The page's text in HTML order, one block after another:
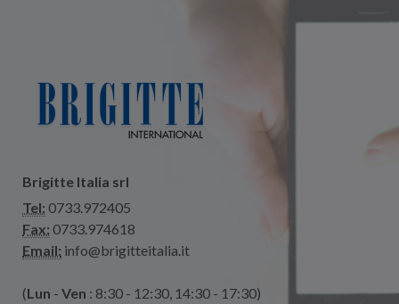
Brigitte Italia srl
Tel: 0733.972405
Fax: 0733.974618
Email: info@brigitteitalia.it
(Lun - Ven : 8:30 - 12:30, 14:30 - 17:30)